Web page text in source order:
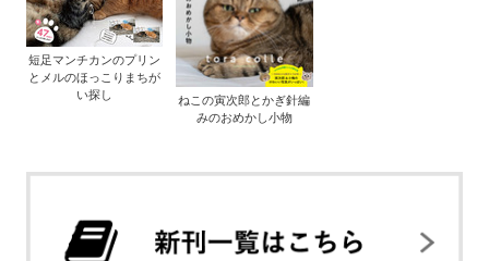
短足マンチカンのプリン
とメルのほっこりまちが
い探し
ねこの寅次郎とかぎ針編
みのおめかし小物